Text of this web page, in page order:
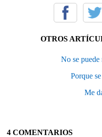
OTROS
No se
Porque
Me
4 COMENTARIOS